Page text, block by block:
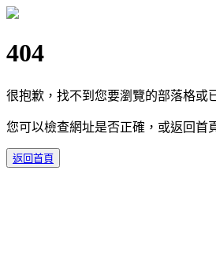
404
很抱歉，找不到您要瀏覽的部落格或
您可以檢查網址是否正確，或返回首
返回首頁